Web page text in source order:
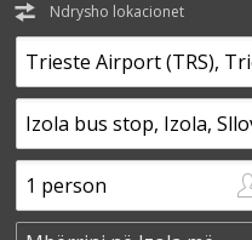
Ndrysho lokacionet